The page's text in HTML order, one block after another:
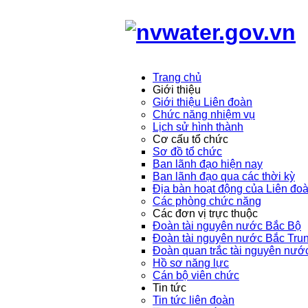
Trang chủ
Giới thiệu
Giới thiệu Liên đoàn
Chức năng nhiệm vụ
Lịch sử hình thành
Cơ cấu tổ chức
Sơ đồ tổ chức
Ban lãnh đạo hiện nay
Ban lãnh đạo qua các thời kỳ
Địa bàn hoạt động của Liên
Các phòng chức năng
Các đơn vị trực thuộc
Đoàn tài nguyên nước Bắc Bộ
Đoàn tài nguyên nước Bắc
Đoàn quan trắc tài nguyên
Hồ sơ năng lực
Cán bộ viên chức
Tin tức
Tin tức liên đoàn